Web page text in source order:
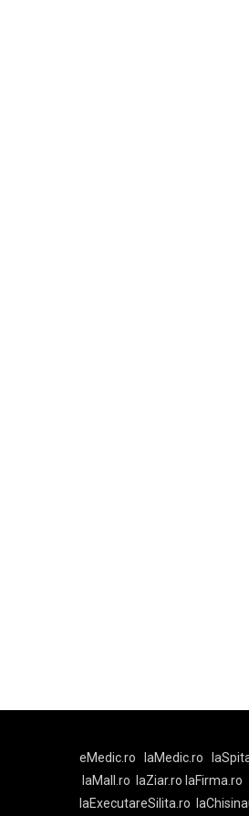
eMedic.ro laMedic.ro
laMall.ro
laZiar.ro laFirma.ro
laExecutareSilita.ro